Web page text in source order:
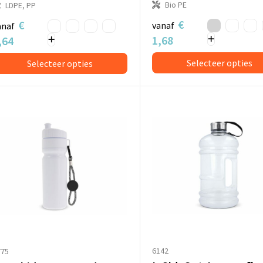
LDPE, PP
€
Selecteer opties
Bio PE
vanaf €
1,68
Selecteer opties
6142